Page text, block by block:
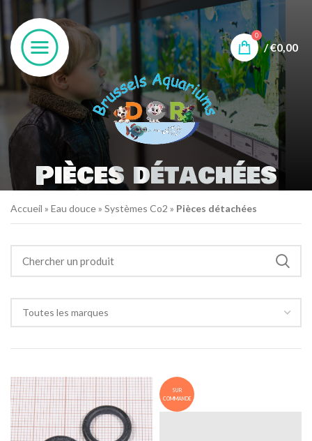
0
/€0,00
Pièces détachées
Accueil » Eau douce» Systèmes Co2 » Pièces détachées
Toutes les marques
SUR
COMMANDE